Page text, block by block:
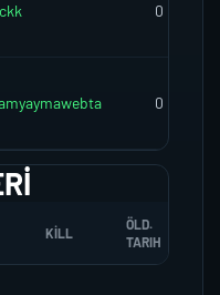
0
0
KILL
ÖLD.
TARIH